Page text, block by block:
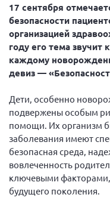
Вице-президент
Вице-президент
Вице-президент
Вице-президент
Главный
Конференция
Конференция
Экспертный
Конференция
Конференция
17 сентября
безопасности
организацией
году его тема звучит
каждому
девиз —
Дети, особенно
подвержены особым
помощи. Их организм
заболевания имеют
безопасная среда,
вовлеченность
ключевыми
будущего поколения.